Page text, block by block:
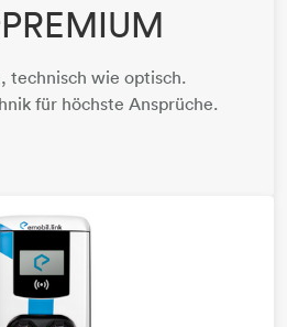
technisch wie optisch.
für höchste Ansprüche.